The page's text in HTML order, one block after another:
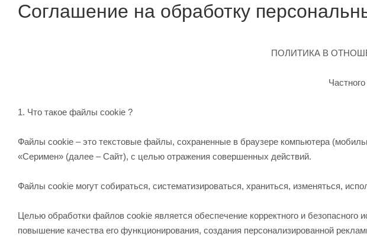
Соглашение на обработку
ПОЛИТИКА В
1. Что такое файлы cookie ?
Файлы сookie – это текстовые файлы, сохраненные в браузере компьютера
«Серимен» (далее – Сайт), с целью отражения совершенных действий.
Файлы сookie могут собираться, систематизироваться, храниться, изменяться,
Целью обработки файлов сookie является обеспечение корректного и безопасного
повышение качества его функционирования, создания персонализированной